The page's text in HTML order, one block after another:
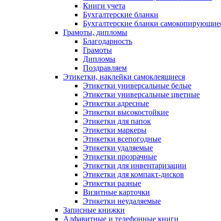
Книги учета
Бухгалтерские бланки
Бухгалтерские бланки
Грамоты, дипломы
Благодарность
Грамоты
Дипломы
Поздравляем
Этикетки, наклейки самоклеящиеся
Этикетки универсальные белые
Этикетки универсальные цветные
Этикетки адресные
Этикетки высокостойкие
Этикетки для папок
Этикетки маркеры
Этикетки всепогодные
Этикетки удаляемые
Этикетки прозрачные
Этикетки для инвентаризации
Этикетки для компакт-дисков
Этикетки разные
Визитные карточки
Этикетки неудаляемые
Записные книжки
Алфавитные и телефонные книги